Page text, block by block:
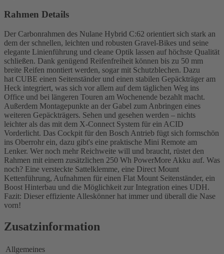
Rahmen Details
Der Carbonrahmen des Nulane Hybrid C:62 orientiert sich stark an
dem der schnellen, leichten und robusten Gravel-Bikes und seine
elegante Linienführung und cleane Optik lassen auf höchste Qualität
schließen. Dank genügend Reifenfreiheit können bis zu 50 mm
breite Reifen montiert werden, sogar mit Schutzblechen. Dazu
hat CUBE einen Seitenständer und einen stabilen Gepäckträger am
Heck integriert, was sich vor allem auf dem täglichen Weg ins
Office und bei längeren Touren am Wochenende bezahlt macht.
Außerdem Montagepunkte an der Gabel zum Anbringen eines
weiteren Gepäckträgers. Sehen und gesehen werden – nichts
leichter als das mit dem X-Connect System für ein ACID
Vorderlicht. Das Cockpit für den Bosch Antrieb fügt sich formschön
ins Oberrohr ein, dazu gibt's eine praktische Mini Remote am
Lenker. Wer noch mehr Reichweite will und braucht, rüstet den
Rahmen mit einem zusätzlichen 250 Wh PowerMore Akku auf. Was
noch? Eine versteckte Sattelklemme, eine Direct Mount
Kettenführung, Aufnahmen für einen Flat Mount Seitenständer, ein
Boost Hinterbau und die Möglichkeit zur Integration eines UDH.
Fazit: Dieser effiziente Alleskönner hat immer und überall die Nase
vorn!
Zusatzinformation
Allgemeines